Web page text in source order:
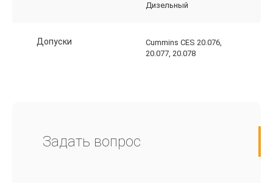
Дизельный
Допуски
Cummins CES 20.076,
20.077, 20.078
Задать вопрос